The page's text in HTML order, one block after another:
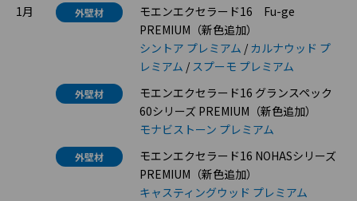
1月 外壁材
モエンエクセラード16 Fu-ge
PREMIUM（新色追加）
シントア プレミアム / カルナウッド プ
レミアム / スプーモ プレミアム
外壁材
モエンエクセラード16 グランスペック
60シリーズ PREMIUM（新色追加）
モナビストーン プレミアム
外壁材
モエンエクセラード16 NOHASシリーズ
PREMIUM（新色追加）
キャスティングウッド プレミアム